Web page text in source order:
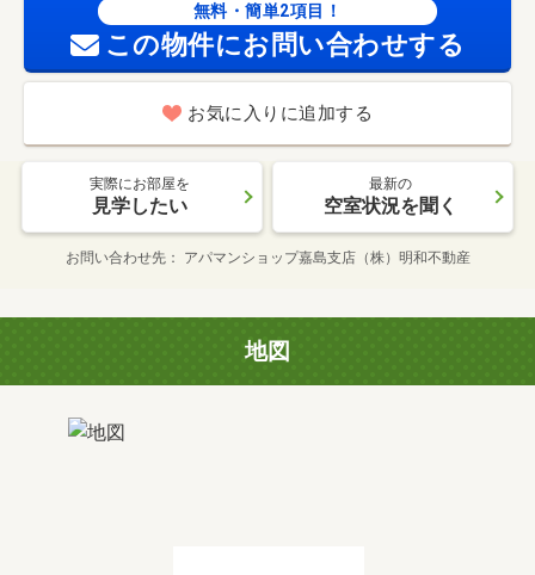
無料・簡単2項目！
この物件にお問い合わせする
お気に入りに追加する
実際にお部屋を
見学したい
最新の
空室状況を聞く
お問い合わせ先 アパマンショップ嘉島支店（株）明和不動産
地図